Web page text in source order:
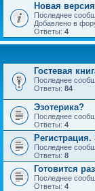
Новая
Последнее
Добавлено в
Ответы: 4
Гостевая
Последнее
Ответы: 84
Эзотерика?
Последнее
Ответы: 4
Регистрация.
Последнее
Ответы: 8
Готовится
Последнее
Ответы: 4